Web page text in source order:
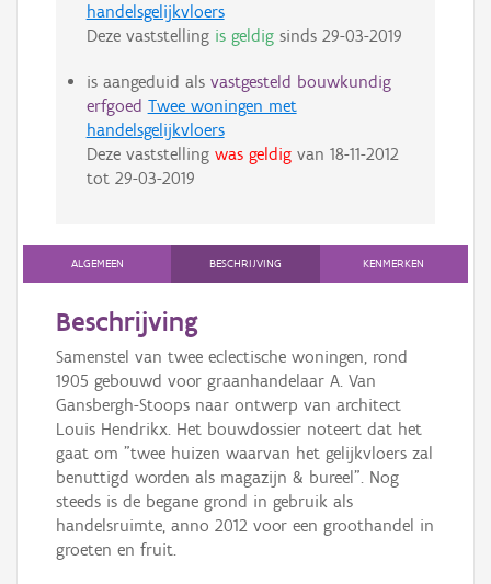
handelsgelijkvloers
Deze vaststelling is geldigsinds 29-03-2019
is aangeduid als vastgesteld bouwkundig
erfgoed Twee woningen met
handelsgelijkvloers
Deze vaststelling was geldigvan 18-11-2012
tot 29-03-2019
ALGEMEEN BESCHRIJVING KENMERKEN
Beschrijving
Samenstel van twee eclectische woningen, rond
1905 gebouwd voor graanhandelaar A. Van
Gansbergh-Stoops naar ontwerp van architect
Louis Hendrikx. Het bouwdossier noteert dat het
gaat om "twee huizen waarvan het gelijkvloers zal
benuttigd worden als magazijn & bureel". Nog
steeds is de begane grond in gebruik als
handelsruimte, anno 2012 voor een groothandel in
groeten en fruit.